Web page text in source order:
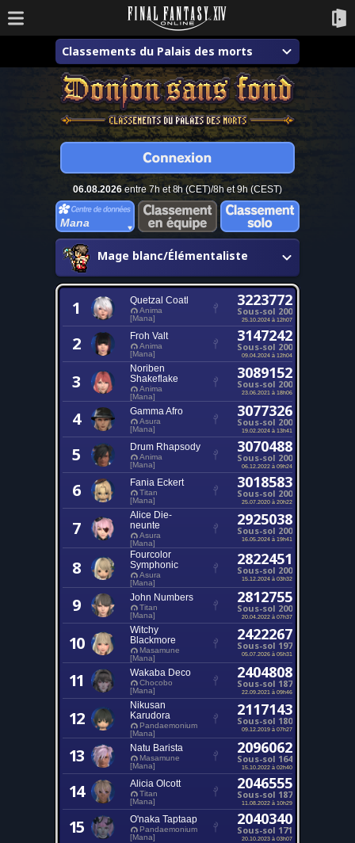
Classements du Palais des morts
06.08.2026entre 7h et 8h (CET)/8h et 9h (CEST)
Mana
Mage blanc/Élémentaliste
1 Quetzal Coatl
Anima
[Mana]
3223772
Sous-sol 200
25.10.2024 à 12h07
2 Froh Valt
Anima
[Mana]
3147242
Sous-sol 200
09.04.2024 à 12h04
3
Noriben
Shakeflake
Anima
[Mana]
3089152
Sous-sol 200
23.06.2021 à 18h06
4 Gamma Afro
Asura
[Mana]
3077326
Sous-sol 200
19.02.2024 à 13h41
5 Drum Rhapsody
Anima
[Mana]
3070488
Sous-sol 200
06.12.2022 à 09h24
6 Fania Eckert
Titan
[Mana]
3018583
Sous-sol 200
25.07.2020 à 20h22
7
Alice Die-
neunte
Asura
[Mana]
2925038
Sous-sol 200
16.05.2024 à 19h41
8
Fourcolor
Symphonic
Asura
[Mana]
2822451
Sous-sol 200
15.12.2024 à 03h32
9 John Numbers
Titan
[Mana]
2812755
Sous-sol 200
20.04.2022 à 07h37
10
Witchy
Blackmore
Masamune
[Mana]
2422267
Sous-sol 197
05.07.2026 à 05h31
11 Wakaba Deco
Chocobo
[Mana]
2404808
Sous-sol 187
22.09.2021 à 09h46
12
Nikusan
Karudora
Pandaemonium
[Mana]
2117143
Sous-sol 180
09.12.2019 à 07h27
13 Natu Barista
Masamune
[Mana]
2096062
Sous-sol 164
15.10.2022 à 02h40
14 Alicia Olcott
Titan
[Mana]
2046555
Sous-sol 187
11.08.2022 à 10h29
15 O'naka Taptaap
Pandaemonium
[Mana]
2040340
Sous-sol 171
20.10.2023 à 03h07